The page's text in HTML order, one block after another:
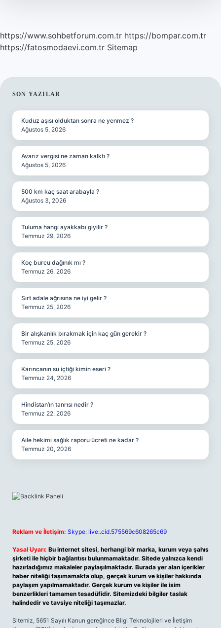
https://www.sohbetforum.com.tr https://bompar.com.tr
https://fatosmodaevi.com.tr Sitemap
SIDEBAR
SON YAZILAR
Kuduz aşısı olduktan sonra ne yenmez ?
Ağustos 5, 2026
Avarız vergisi ne zaman kalktı ?
Ağustos 5, 2026
500 km kaç saat arabayla ?
Ağustos 3, 2026
Tuluma hangi ayakkabı giyilir ?
Temmuz 29, 2026
Koç burcu dağınık mı ?
Temmuz 26, 2026
Sırt adale ağrısına ne iyi gelir ?
Temmuz 25, 2026
Bir alışkanlık bırakmak için kaç gün gerekir ?
Temmuz 25, 2026
Karıncanın su içtiği kimin eseri ?
Temmuz 24, 2026
Hindistan’ın tanrısı nedir ?
Temmuz 22, 2026
Aile hekimi sağlık raporu ücreti ne kadar ?
Temmuz 20, 2026
Reklam ve İletişim: Skype: live:.cid.575569c608265c69
Yasal Uyarı: Bu internet sitesi, herhangi bir marka, kurum veya şahıs
şirketi ile hiçbir bağlantısı bulunmamaktadır. Sitede yalnızca kendi
hazırladığımız makaleler paylaşılmaktadır. Burada yer alan içerikler
haber niteliği taşımamakta olup, gerçek kurum ve kişiler hakkında
paylaşım yapılmamaktadır. Gerçek kurum ve kişiler ile isim
benzerlikleri tamamen tesadüfidir. Sitemizdeki bilgiler taslak
halindedir ve tavsiye niteliği taşımazlar.
Sitemiz, 5651 Sayılı Kanun gereğince Bilgi Teknolojileri ve İletişim